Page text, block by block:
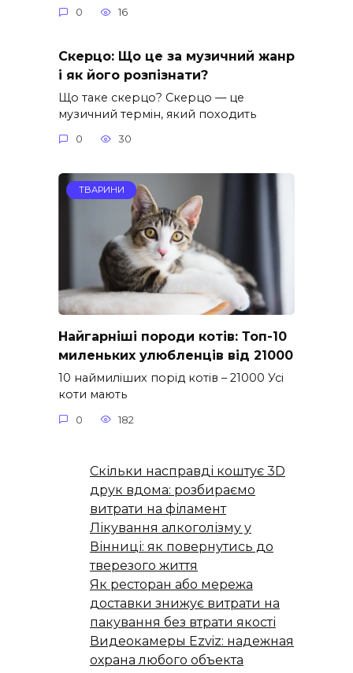
0 16
Скерцо: Що це за музичний жанр
і як його розпізнати?
Що таке скерцо? Скерцо — це
музичний термін, який походить
0 30
ТВАРИНИ
Найгарніші породи котів: Топ-10
миленьких улюбленців від 21000
10 наймиліших порід котів – 21000 Усі
коти мають
0 182
Скільки насправді коштує 3D
друк вдома: розбираємо
витрати на філамент
Лікування алкоголізму у
Вінниці: як повернутись до
тверезого життя
Як ресторан або мережа
доставки знижує витрати на
пакування без втрати якості
Видеокамеры Ezviz: надежная
охрана любого объекта